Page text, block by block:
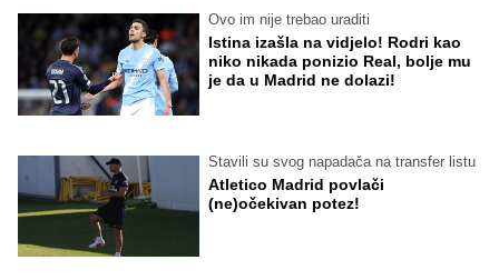
Ovo im nije trebao uraditi
Istina izašla na vidjelo! Rodri kao
niko nikada ponizio Real, bolje mu
je da u Madrid ne dolazi!
Stavili su svog napadača na transfer listu
Atletico Madrid povlači
(ne)očekivan potez!